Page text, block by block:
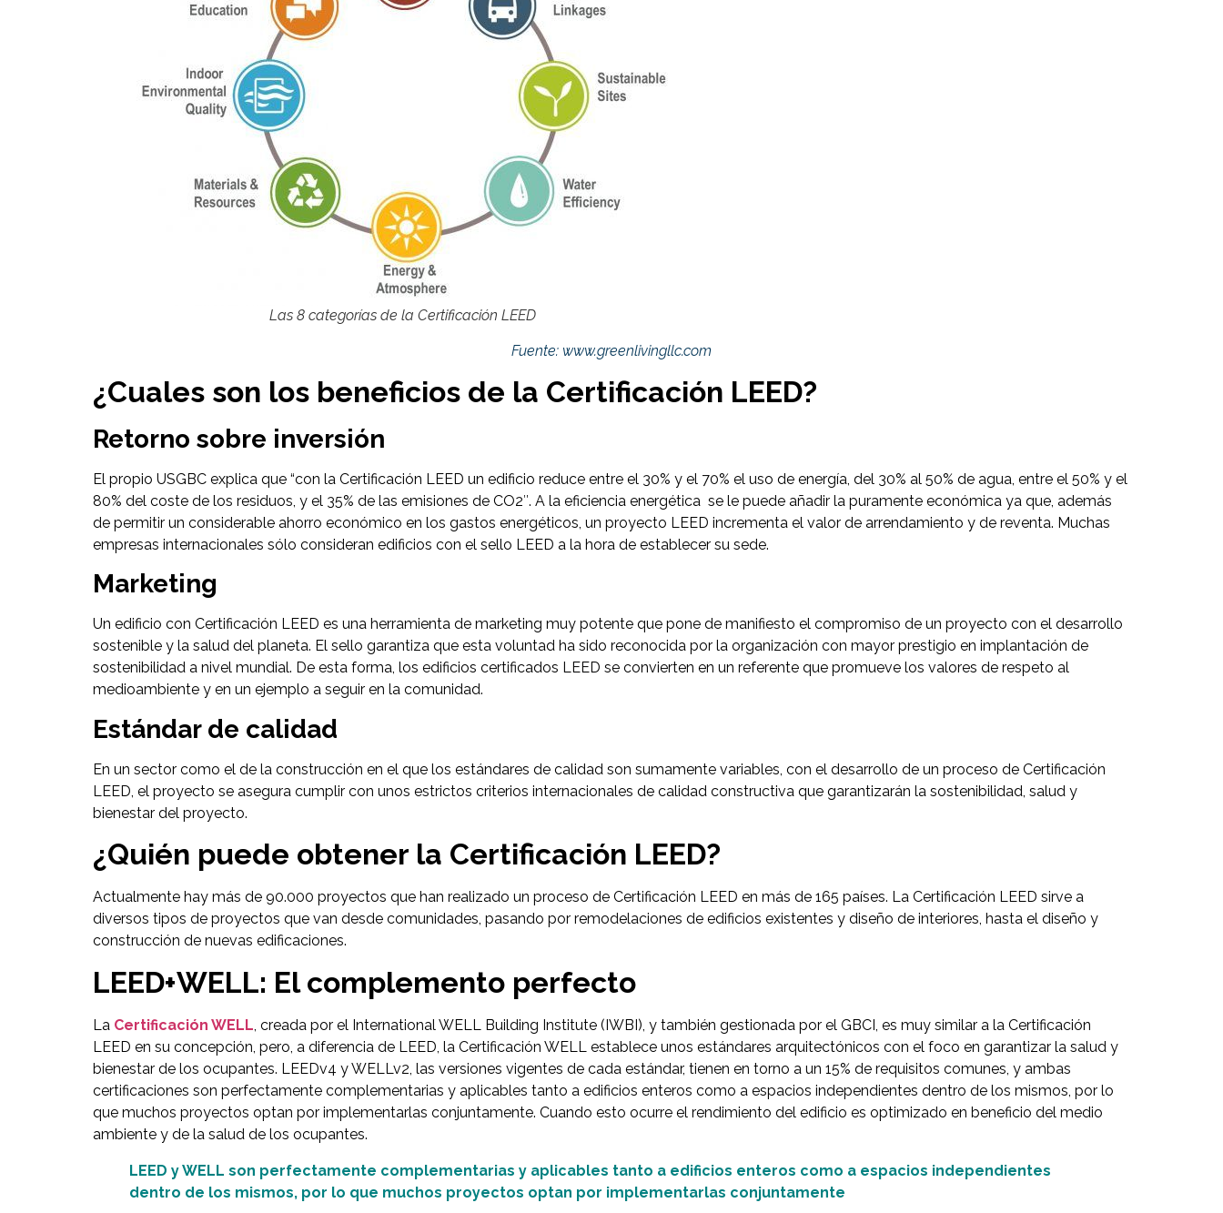
Las 8 categorías de la Certificación LEED
Fuente: www.greenlivingllc.com
¿Cuales son los beneficios de la Certificación LEED?
Retorno sobre inversión
El propio USGBC explica que “con la Certificación LEED un edificio reduce entre el 30% y el 70% el uso de energía, del 30% al 50% de agua, entre el 50% y el
80% del coste de los residuos, y el 35% de las emisiones de CO2″. A la eficiencia energética se le puede añadir la puramente económica ya que, además
de permitir un considerable ahorro económico en los gastos energéticos, un proyecto LEED incrementa el valor de arrendamiento y de reventa. Muchas
empresas internacionales sólo consideran edificios con el sello LEED a la hora de establecer su sede.
Marketing
Un edificio con Certificación LEED es una herramienta de marketing muy potente que pone de manifiesto el compromiso de un proyecto con el desarrollo
sostenible y la salud del planeta. El sello garantiza que esta voluntad ha sido reconocida por la organización con mayor prestigio en implantación de
sostenibilidad a nivel mundial. De esta forma, los edificios certificados LEED se convierten en un referente que promueve los valores de respeto al
medioambiente y en un ejemplo a seguir en la comunidad.
Estándar de calidad
En un sector como el de la construcción en el que los estándares de calidad son sumamente variables, con el desarrollo de un proceso de Certificación
LEED, el proyecto se asegura cumplir con unos estrictos criterios internacionales de calidad constructiva que garantizarán la sostenibilidad, salud y
bienestar del proyecto.
¿Quién puede obtener la Certificación LEED?
Actualmente hay más de 90.000 proyectos que han realizado un proceso de Certificación LEED en más de 165 países. La Certificación LEED sirve a
diversos tipos de proyectos que van desde comunidades, pasando por remodelaciones de edificios existentes y diseño de interiores, hasta el diseño y
construcción de nuevas edificaciones.
LEED+WELL: El complemento perfecto
La Certificación WELL , creada por el International WELL Building Institute (IWBI), y también gestionada por el GBCI, es muy similar a la Certificación
LEED en su concepción, pero, a diferencia de LEED, la Certificación WELL establece unos estándares arquitectónicos con el foco en garantizar la salud y
bienestar de los ocupantes. LEEDv4 y WELLv2, las versiones vigentes de cada estándar, tienen en torno a un 15% de requisitos comunes, y ambas
certificaciones son perfectamente complementarias y aplicables tanto a edificios enteros como a espacios independientes dentro de los mismos, por lo
que muchos proyectos optan por implementarlas conjuntamente. Cuando esto ocurre el rendimiento del edificio es optimizado en beneficio del medio
ambiente y de la salud de los ocupantes.
LEED y WELL son perfectamente complementarias y aplicables tanto a edificios enteros como a espacios independientes
dentro de los mismos, por lo que muchos proyectos optan por implementarlas conjuntamente